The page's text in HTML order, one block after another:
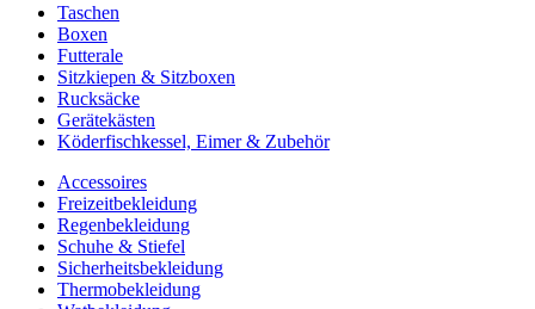
Taschen
Boxen
Futterale
Sitzkiepen & Sitzboxen
Rucksäcke
Gerätekästen
Köderfischkessel, Eimer & Zubehör
Accessoires
Freizeitbekleidung
Regenbekleidung
Schuhe & Stiefel
Sicherheitsbekleidung
Thermobekleidung